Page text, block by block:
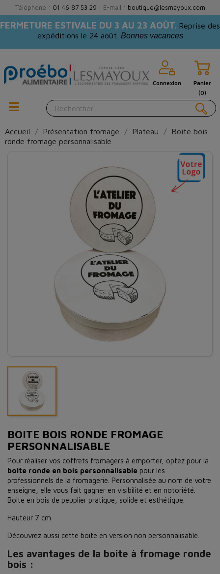
Téléphone : 01 46 87 53 29 | E-mail : boutique@lesmayoux.com
FERMETURE ESTIVALE DU 3 AU 23 AOÛT. Reprise des
expéditions le 24 août. Bonnes vacances
Connexion
Panier
(0)
Accueil Présentation fromage Plateau
Boite bois
ronde fromage personnalisable
BOITE BOIS RONDE FROMAGE
PERSONNALISABLE
Pour réaliser vos coffrets fromagers à emporter, optez pour la
boite ronde en bois personnalisable pour les
professionnels de la fromagerie. Personnalisée au nom de votre
enseigne, elle vous fait gagner en visibilité et en notoriété.
Boite en bois de peuplier pratique, solide et esthétique.
Hauteur 7 cm
Découvrez aussi cette boite en version non personnalisable.
Les avantages de la boite à fromage ronde
bois :